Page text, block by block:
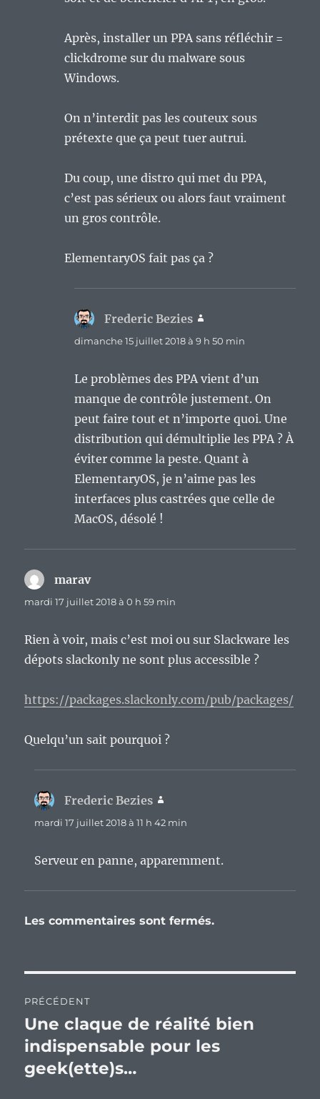
Après, installer un PPA sans réfléchir =
clickdrome sur du malware sous
Windows.
On n’interdit pas les couteux sous
prétexte que ça peut tuer autrui.
Du coup, une distro qui met du PPA,
c’est pas sérieux ou alors faut vraiment
un gros contrôle.
ElementaryOS fait pas ça ?
Frederic Bezies
dimanche 15 juillet 2018 à 9 h 50 min
Le problèmes des PPA vient d’un
manque de contrôle justement. On
peut faire tout et n’importe quoi. Une
distribution qui démultiplie les PPA ? À
éviter comme la peste. Quant à
ElementaryOS, je n’aime pas les
interfaces plus castrées que celle de
MacOS, désolé !
maravdit :
mardi 17 juillet 2018 à 0 h 59 min
Rien à voir, mais c’est moi ou sur Slackware les
dépots slackonly ne sont plus accessible ?
https://packages.slackonly.com/pub/packages/
Quelqu’un sait pourquoi ?
Frederic Bezies
mardi 17 juillet 2018 à 11 h 42 min
Serveur en panne, apparemment.
Les commentaires sont fermés.
de
l’article
PRÉCÉDENT
Publication
précédente :
Une claque de réalité bien
indispensable pour les
geek(ette)s…